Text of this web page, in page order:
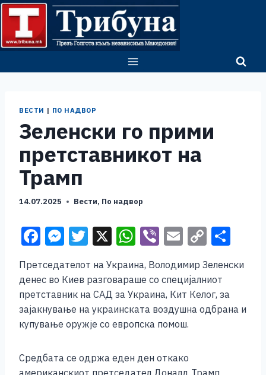
Skip
content
ВЕСТИ | ПО НАДВОР
Зеленски го прими
претставникот на
Трамп
14.07.2025 Вести, По надвор
F
c
e
b
o
o
k
M
ss
e
n
g
er
T
wi
tt
er
X W
at
s
A
p
p
Vi
er
E
ai
l
C
o
p
y
Li
ar
Претседателот на Украина, Володимир Зеленски
денес во Киев разговараше со специјалниот
претставник на САД за Украина, Кит Келог, за
зајакнување на украинската воздушна одбрана и
купување оружје со европска помош.
Средбата се одржа еден ден откако